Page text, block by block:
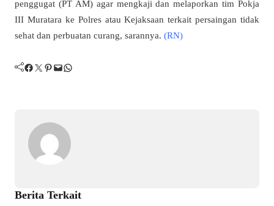
penggugat (PT AM) agar mengkaji dan melaporkan tim Pokja
III Muratara ke Polres atau Kejaksaan terkait persaingan tidak
sehat dan perbuatan curang, sarannya. (RN)
Facebook Twitter Pinterest Mail WhatsApp
Berita Terkait